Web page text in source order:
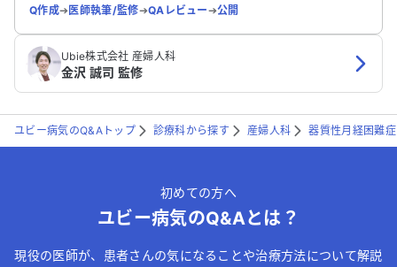
Q作成➔医師執筆/監修➔QAレビュー➔公開
Ubie株式会社 産婦人科
金沢 誠司 監修
ユビー病気のQ&Aトップ 診療科から探す 産婦人科 器質性月経困難症
初めての方へ
ユビー病気のQ&Aとは？
現役の医師が、患者さんの気になることや治療方法について解説